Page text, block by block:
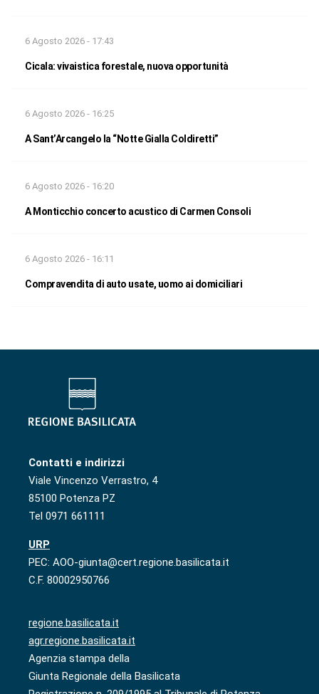
6 Agosto 2026 - 17:43
Cicala: vivaistica forestale, nuova opportunità
6 Agosto 2026 - 16:25
A Sant’Arcangelo la “Notte Gialla Coldiretti”
6 Agosto 2026 - 16:20
A Monticchio concerto acustico di Carmen Consoli
6 Agosto 2026 - 16:11
Compravendita di auto usate, uomo ai domiciliari
Contatti e indirizzi
Viale Vincenzo Verrastro, 4
85100 Potenza PZ
Tel 0971 661111
URP
PEC: AOO-giunta@cert.regione.basilicata.it
C.F. 80002950766
regione.basilicata.it
agr.regione.basilicata.it
Agenzia stampa della
Giunta Regionale della Basilicata